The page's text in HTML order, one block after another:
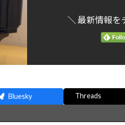
＼ 最新情報を
Bluesky Threads